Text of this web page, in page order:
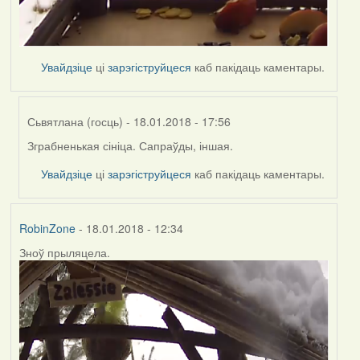
Увайдзіце цізарэгіструйцеся каб пакідаць каментары.
Сьвятлана (госць) - 18.01.2018 - 17:56
In
reply
by
Зграбненькая сініца. Сапраўды, іншая.
Увайдзіце цізарэгіструйцеся каб пакідаць каментары.
RobinZone- 18.01.2018 - 12:34
Зноў прыляцела.